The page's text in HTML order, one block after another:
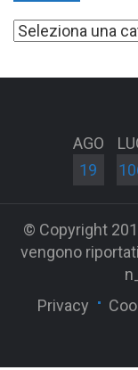
Categorie
AGO
19
© Copyright
vengono
Privacy